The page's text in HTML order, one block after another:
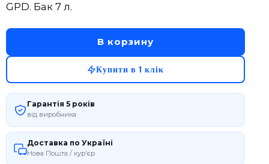
GPD. Бак 7 л.
В корзину
Купити в 1 клік
Гарантія 5 років
від виробника
Доставка по Україні
Нова Пошта / кур'єр